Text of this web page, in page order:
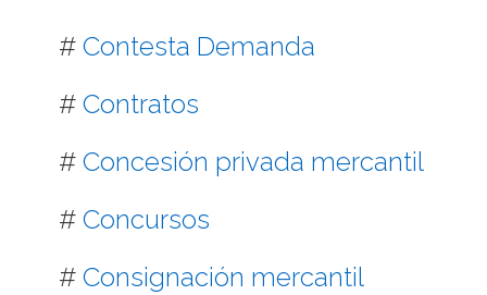
# Contesta Demanda
# Contratos
# Concesión privada mercantil
# Concursos
# Consignación mercantil